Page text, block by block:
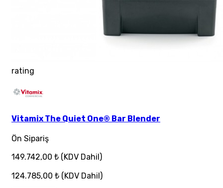
rating
Vitamix The Quiet One® Bar Blender
Ön Sipariş
149.742,00 ₺ (KDV Dahil)
124.785,00 ₺ (KDV Dahil)